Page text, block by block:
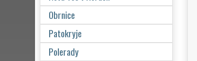
Obrnice
Patokryje
Polerady